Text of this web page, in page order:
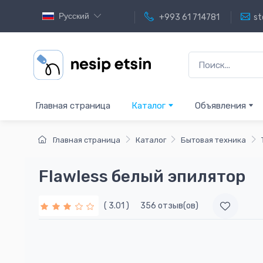
Русский +993 61 714781
Главная страница Каталог Объявления
Главная страница Каталог Бытовая техника
Flawless белый эпилятор
( 3.01 ) 356 отзыв(ов)